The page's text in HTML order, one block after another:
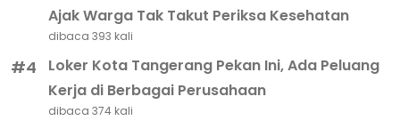
Ajak Warga Tak Takut Periksa Kesehatan
dibaca 393 kali
#4
Loker Kota Tangerang Pekan Ini, Ada Peluang
Kerja di Berbagai Perusahaan
dibaca 374 kali